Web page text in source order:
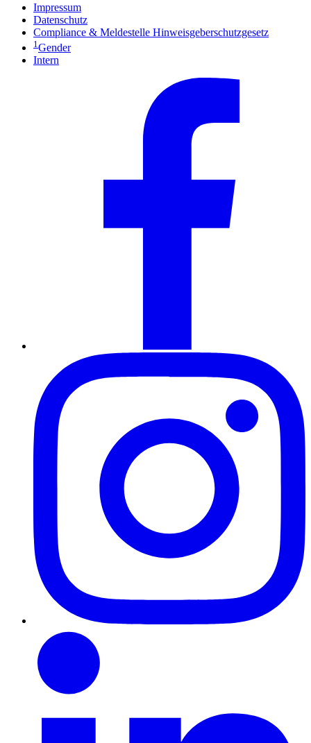
Impressum
Datenschutz
Compliance & Meldestelle Hinweisgeberschutzgesetz
1 Gender
Intern